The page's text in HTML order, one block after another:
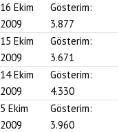
16 Ekim
2009
Gösterim:
3.877
15 Ekim
2009
Gösterim:
3.671
14 Ekim
2009
Gösterim:
4.330
5 Ekim
2009
Gösterim:
3.960